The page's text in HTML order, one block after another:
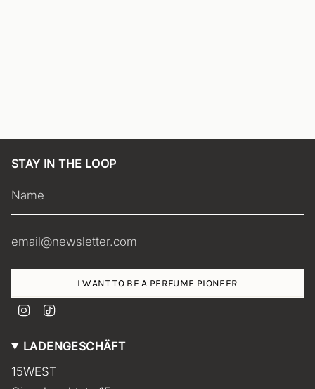
STAY IN THE LOOP
I WANT TO BE A PERFUME PIONEER
t
g
T
k
LADENGESCHÄFT
15WEST